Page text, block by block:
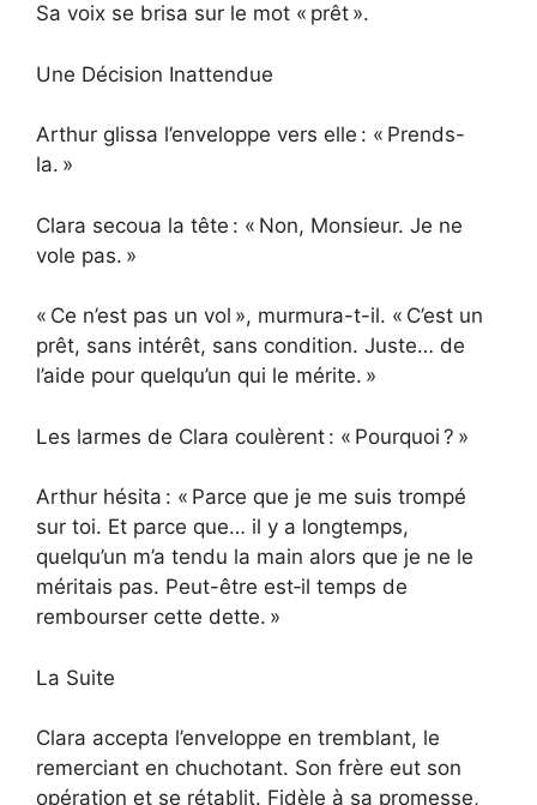
Sa voix se brisa sur le mot « prêt ».
Une Décision Inattendue
Arthur glissa l’enveloppe vers elle : « Prends-
la. »
Clara secoua la tête : « Non, Monsieur. Je ne
vole pas. »
« Ce n’est pas un vol », murmura-t-il. « C’est un
prêt, sans intérêt, sans condition. Juste… de
l’aide pour quelqu’un qui le mérite. »
Les larmes de Clara coulèrent : « Pourquoi ? »
Arthur hésita : « Parce que je me suis trompé
sur toi. Et parce que… il y a longtemps,
quelqu’un m’a tendu la main alors que je ne le
méritais pas. Peut-être est‑il temps de
rembourser cette dette. »
La Suite
Clara accepta l’enveloppe en tremblant, le
remerciant en chuchotant. Son frère eut son
opération et se rétablit. Fidèle à sa promesse,